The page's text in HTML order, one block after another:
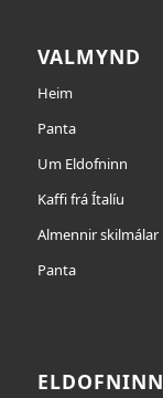
VALMYND
Heim
Panta
Um Eldofninn
Kaffi frá Ítalíu
Almennir skilmálar
Panta
ELDOFNINN